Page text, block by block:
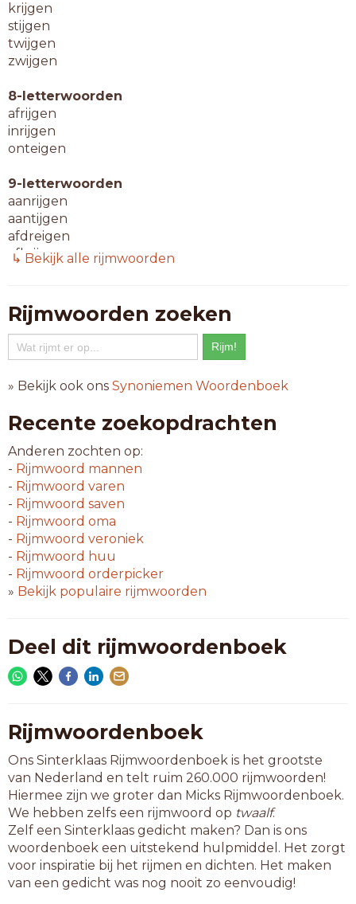
krijgen
stijgen
twijgen
zwijgen
8-letterwoorden
afrijgen
inrijgen
onteigen
9-letterwoorden
aanrijgen
aantijgen
afdreigen
afkrijgen
bestijgen
inkrijgen
instijgen
oorvijgen
opstijgen
taaleigen
uitzijgen
10-letterwoorden
aankrijgen
bloedeigen
doorzijgen
herkrijgen
loskrijgen
meekrijgen
meestijgen
ontstijgen
overtijgen
soorteigen
verkrijgen
verzwijgen
volkseigen
wegkrijgen
11-letterwoorden
beetkrijgen
doodzwijgen
doorkrijgen
hoogsteigen
↳ Bekijk alle rijmwoorden
Rijmwoorden zoeken
» Bekijk ook ons Synoniemen Woordenboek
Recente zoekopdrachten
Anderen zochten op:
- Rijmwoord mannen
- Rijmwoord varen
- Rijmwoord saven
- Rijmwoord oma
- Rijmwoord veroniek
- Rijmwoord huu
- Rijmwoord orderpicker
» Bekijk populaire rijmwoorden
Deel dit rijmwoordenboek
Rijmwoordenboek
Ons Sinterklaas Rijmwoordenboek is het grootste
van Nederland en telt ruim 260.000 rijmwoorden!
Hiermee zijn we groter dan Micks Rijmwoordenboek.
We hebben zelfs een rijmwoord op twaalf.
Zelf een Sinterklaas gedicht maken? Dan is ons
woordenboek een uitstekend hulpmiddel. Het zorgt
voor inspiratie bij het rijmen en dichten. Het maken
van een gedicht was nog nooit zo eenvoudig!